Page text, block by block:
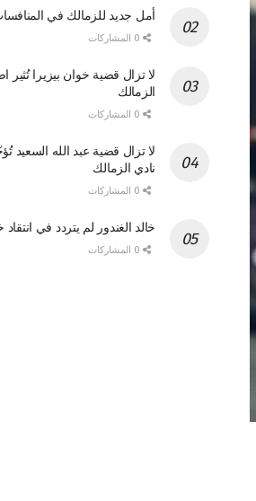
أمل جديد للزمالك في
لا تزال قضية خوان بيزيرا تُثير
الزمالك
لا تزال قضية عبد الله السعيد
نادي الزمالك
خالد الغندور لم يتردد في